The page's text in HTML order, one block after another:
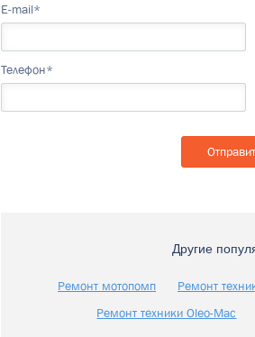
E-mail*
Телефон*
Другие
Ремонт мотопомп Ремонт
Ремонт техники Oleo-Mac